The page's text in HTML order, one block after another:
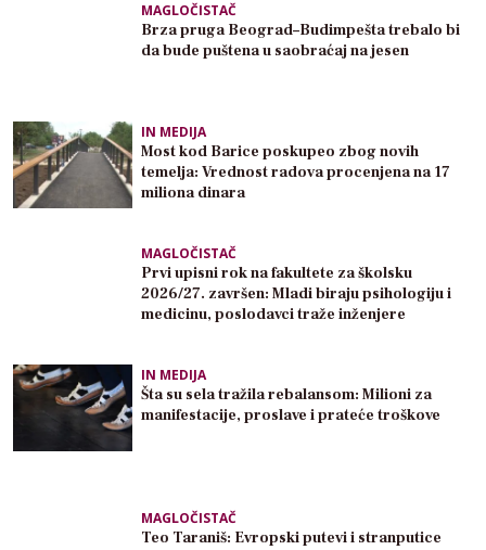
MAGLOČISTAČ
Brza pruga Beograd–Budimpešta trebalo bi
da bude puštena u saobraćaj na jesen
IN MEDIJA
Most kod Barice poskupeo zbog novih
temelja: Vrednost radova procenjena na 17
miliona dinara
MAGLOČISTAČ
Prvi upisni rok na fakultete za školsku
2026/27. završen: Mladi biraju psihologiju i
medicinu, poslodavci traže inženjere
IN MEDIJA
Šta su sela tražila rebalansom: Milioni za
manifestacije, proslave i prateće troškove
MAGLOČISTAČ
Teo Taraniš: Evropski putevi i stranputice